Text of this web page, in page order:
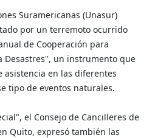
Suramericanas (Unasur)
por un terremoto ocurrido
de Cooperación para
Desastres", un instrumento que
asistencia en las diferentes
tipo de eventos naturales.
el Consejo de Cancilleres de
Quito, expresó también las